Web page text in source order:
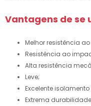
Vantagens de se
Melhor resistência
Resistência ao
Alta resistência
Leve;
Excelente
Extrema